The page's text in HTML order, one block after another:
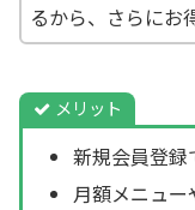
るから、さらにお
メリット
新規会員登録
月額メニュ